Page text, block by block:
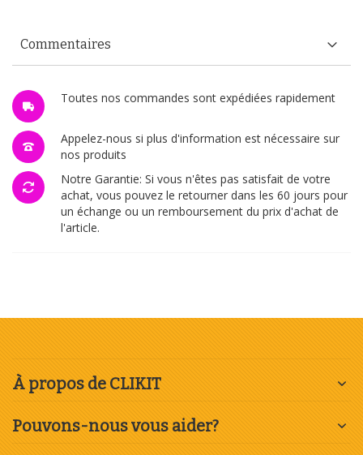
Toutes nos commandes sont expédiées rapidement
Appelez-nous si plus d'information est nécessaire sur
nos produits
Notre Garantie: Si vous n'êtes pas satisfait de votre
achat, vous pouvez le retourner dans les 60 jours pour
un échange ou un remboursement du prix d'achat de
l'article.
Commentaires
À propos de CLIKIT
Pouvons-nous vous aider?